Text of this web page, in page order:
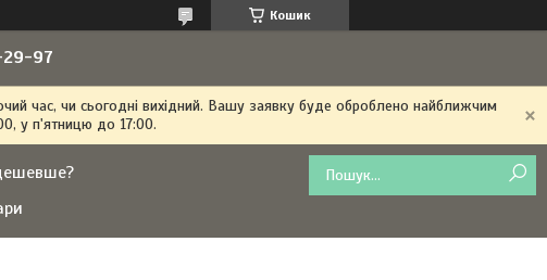
Кошик
97
час, чи сьогодні вихідний. Вашу заявку буде оброблено найближчим
у п'ятницю до 17:00.